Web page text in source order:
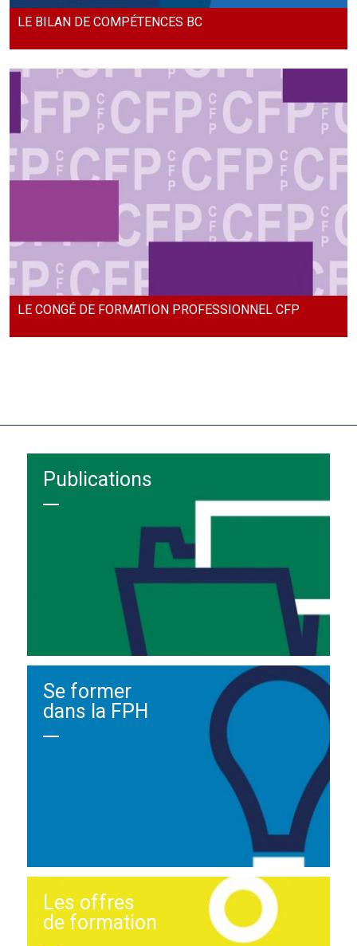
LE BILAN DE COMPÉTENCES BC
LE CONGÉ DE FORMATION PROFESSIONNEL CFP
Publications
Se former
dans la FPH
Les offres
de formation